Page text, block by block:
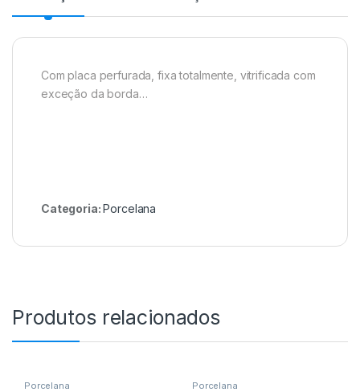
Com placa perfurada, fixa totalmente, vitrificada com
exceção da borda…
Categoria:Porcelana
Produtos relacionados
Porcelana Porcelana